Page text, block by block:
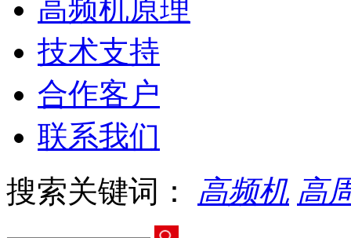
高频机原理
技术支持
合作客户
联系我们
搜索关键词： 高频机 高